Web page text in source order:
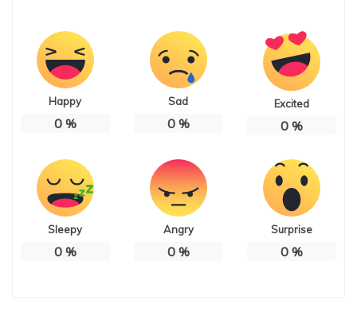
Happy
0%
Sad
0%
Excited
0%
Sleepy
0%
Angry
0%
Surprise
0%